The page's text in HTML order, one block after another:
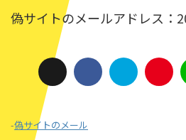
偽サイトのメールアドレス：
-偽サイトのメール